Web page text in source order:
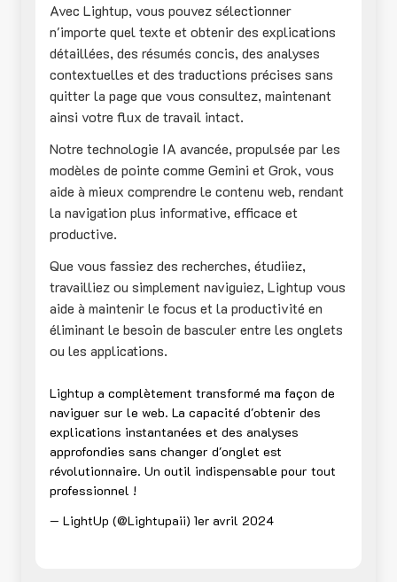
Avec Lightup, vous pouvez sélectionner
n'importe quel texte et obtenir des explications
détaillées, des résumés concis, des analyses
contextuelles et des traductions précises sans
quitter la page que vous consultez, maintenant
ainsi votre flux de travail intact.
Notre technologie IA avancée, propulsée par les
modèles de pointe comme Gemini et Grok, vous
aide à mieux comprendre le contenu web, rendant
la navigation plus informative, efficace et
productive.
Que vous fassiez des recherches, étudiiez,
travailliez ou simplement naviguiez, Lightup vous
aide à maintenir le focus et la productivité en
éliminant le besoin de basculer entre les onglets
ou les applications.
Lightup a complètement transformé ma façon de
naviguer sur le web. La capacité d'obtenir des
explications instantanées et des analyses
approfondies sans changer d'onglet est
révolutionnaire. Un outil indispensable pour tout
professionnel !
— LightUp (@Lightupaii) 1er avril 2024